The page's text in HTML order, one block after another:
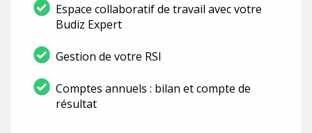
Espace collaboratif de travail avec votre
Budiz Expert
Gestion de votre RSI
Comptes annuels : bilan et compte de
résultat